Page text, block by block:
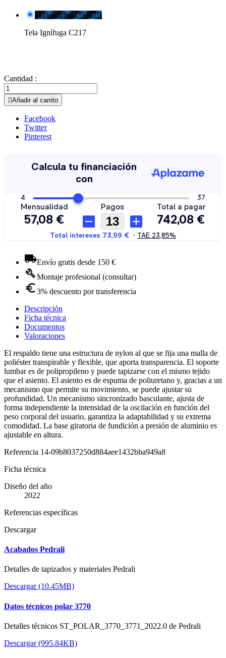
Tela Ignífuga C217
Tela Ignífuga C217
Cantidad :
Añadir al carrito
Facebook
Twitter
Pinterest
Envío gratis desde 150 €
Montaje profesional (consultar)
3% descuento por transferencia
Descripción
Ficha técnica
Documentos
Valoraciones
El respaldo tiene una estructura de nylon al que se fija una malla de
poliéster transpirable y flexible, que aporta transparencia. El soporte
lumbar es de polipropileno y puede tapizarse con el mismo tejido
que el asiento. El asiento es de espuma de poliuretano y, gracias a un
mecanismo que permite su movimiento, se puede ajustar su
profundidad. Un mecanismo sincronizado basculante, ajusta de
forma independiente la intensidad de la oscilación en función del
peso corporal del usuario, garantiza la adaptabilidad y su extrema
comodidad. La base giratoria de fundición a presión de aluminio es
ajustable en altura.
Referencia 14-09b8037250d884aee1432bba949a8
Ficha técnica
Diseño del año
2022
Referencias específicas
Descargar
Acabados Pedrali
Detalles de tapizados y materiales Pedrali
Descargar (10.45MB)
Datos técnicos polar 3770
Detalles técnicos ST_POLAR_3770_3771_2022.0 de Pedrali
Descargar (995.84KB)